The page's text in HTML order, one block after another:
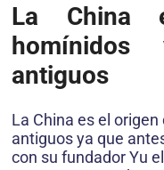
La China
antiguos
La China es el
antiguos ya que
con su fundador Yu